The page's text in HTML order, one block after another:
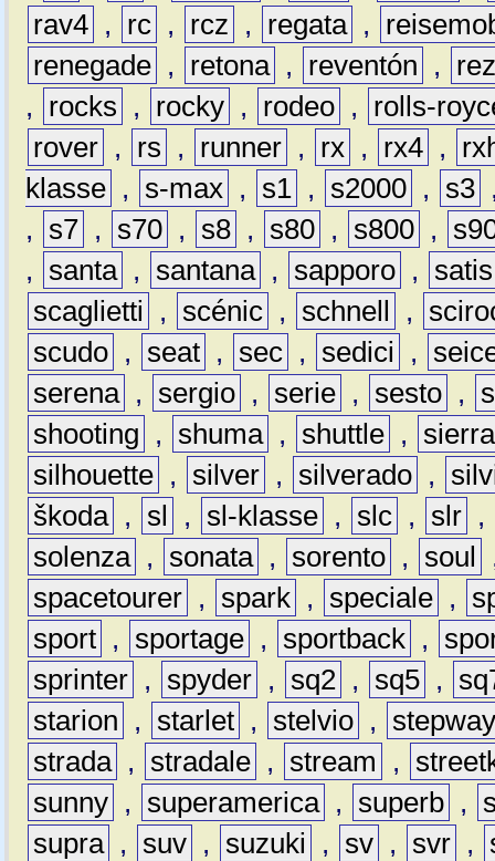
rav4 , rc , rcz , regata ,
renegade , retona , reventón ,
,
rocks , rocky , rodeo ,
rolls-
rover , rs , runner , rx , rx4 ,
klasse , s-max , s1 , s2000 , s3
,
s7 , s70 , s8 , s80 , s800 ,
,
santa , santana , sapporo ,
satis
scaglietti
, scénic , schnell ,
scudo , seat , sec , sedici ,
serena , sergio , serie , sesto ,
shooting
, shuma , shuttle ,
sierra
silhouette , silver , silverado ,
škoda , sl , sl-klasse , slc , slr ,
solenza , sonata , sorento , soul
spacetourer , spark , speciale ,
sport , sportage , sportback ,
sprinter , spyder , sq2 , sq5 ,
starion
, starlet , stelvio ,
strada , stradale , stream ,
sunny , superamerica , superb ,
supra , suv , suzuki , sv , svr ,